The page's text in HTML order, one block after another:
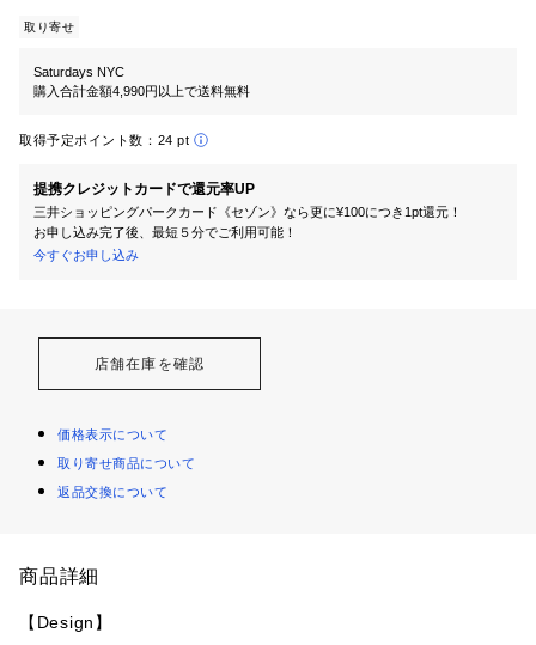
取り寄せ
Saturdays NYC
購入合計金額4,990円以上で送料無料
取得予定ポイント数： 24 pt
提携クレジットカードで還元率UP
三井ショッピングパークカード《セゾン》なら更に¥100につき1pt還元！
お申し込み完了後、最短５分でご利用可能！
今すぐお申し込み
店舗在庫を確認
価格表示について
取り寄せ商品について
返品交換について
商品詳細
【Design】